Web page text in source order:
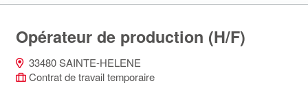
Opérateur de production (H/F)
33480 SAINTE-HELENE
Contrat de travail temporaire